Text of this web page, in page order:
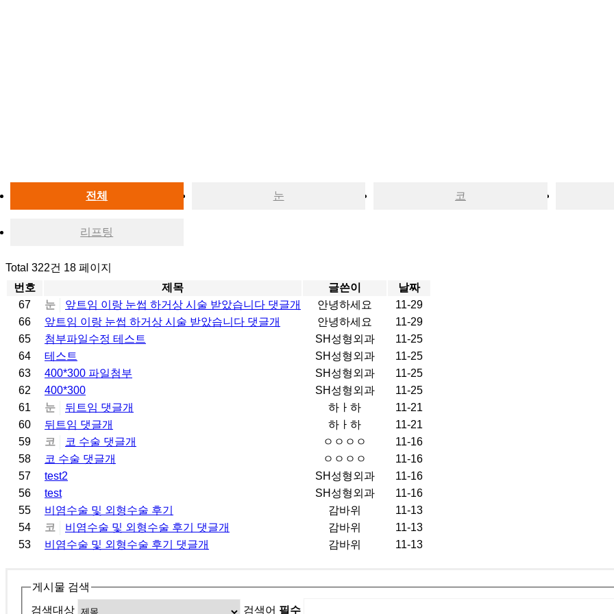
전체 눈 코
리프팅
Total 322건 18 페이지
번호
제목 글쓴이
날짜
67
눈 앞트임 이랑 눈썹 하거상 시술 받았습니다 댓글개 안녕하세요
11-29
66
앞트임 이랑 눈썹 하거상 시술 받았습니다 댓글개 안녕하세요
11-29
65
첨부파일수정 테스트 SH성형외과
11-25
64
테스트 SH성형외과
11-25
63
400*300 파일첨부 SH성형외과
11-25
62
400*300 SH성형외과
11-25
61
눈 뒤트임 댓글개 하ㅏ하
11-21
60
뒤트임 댓글개 하ㅏ하
11-21
59
코 코 수술 댓글개 ㅇㅇㅇㅇ
11-16
58
코 수술 댓글개 ㅇㅇㅇㅇ
11-16
57
test2 SH성형외과
11-16
56
test SH성형외과
11-16
55
비염수술 및 외형수술 후기 감바위
11-13
54
코 비염수술 및 외형수술 후기 댓글개 감바위
11-13
53
비염수술 및 외형수술 후기 댓글개 감바위 11-13
게시물 검색
검색대상 검색어 필수